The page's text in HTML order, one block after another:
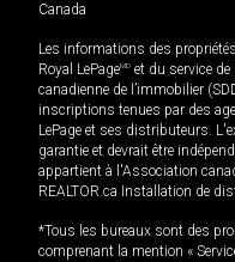
Canada
Les informations des
Royal LePageMD et du service
canadienne de l’immobilier
inscriptions tenues par des
LePage et ses distributeurs.
garantie et devrait être
appartient à l'Association
REALTOR.ca Installation de
*Tous les bureaux sont des
comprenant la mention «